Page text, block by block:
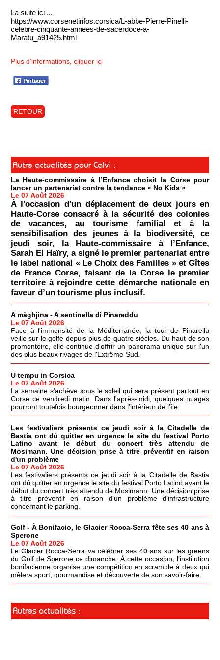
La suite ici ...
https://www.corsenetinfos.corsica/L-abbe-Pierre-Pinelli-
celebre-cinquante-annees-de-sacerdoce-a-
Maratu_a91425.html
Plus d'informations, cliquer ici
RETOUR
Autre actualités pour Calvi :
La Haute-commissaire à l’Enfance choisit la Corse pour
lancer un partenariat contre la tendance « No Kids »
Le 07 Août 2026
À l'occasion d'un déplacement de deux jours en
Haute-Corse consacré à la sécurité des colonies
de vacances, au tourisme familial et à la
sensibilisation des jeunes à la biodiversité, ce
jeudi soir, la Haute-commissaire à l’Enfance,
Sarah El Haïry, a signé le premier partenariat entre
le label national « Le Choix des Familles » et Gîtes
de France Corse, faisant de la Corse le premier
territoire à rejoindre cette démarche nationale en
faveur d’un tourisme plus inclusif.
A màghjina - A sentinella di Pinareddu
Le 07 Août 2026
Face à l'immensité de la Méditerranée, la tour de Pinarellu
veille sur le golfe depuis plus de quatre siècles. Du haut de son
promontoire, elle continue d'offrir un panorama unique sur l'un
des plus beaux rivages de l'Extrême-Sud.
U tempu in Corsica
Le 07 Août 2026
La semaine s'achève sous le soleil qui sera présent partout en
Corse ce vendredi matin. Dans l'après-midi, quelques nuages
pourront toutefois bourgeonner dans l'intérieur de l'île.
Les festivaliers présents ce jeudi soir à la Citadelle de
Bastia ont dû quitter en urgence le site du festival Porto
Latino avant le début du concert très attendu de
Mosimann. Une décision prise à titre préventif en raison
d'un problème
Le 07 Août 2026
Les festivaliers présents ce jeudi soir à la Citadelle de Bastia
ont dû quitter en urgence le site du festival Porto Latino avant le
début du concert très attendu de Mosimann. Une décision prise
à titre préventif en raison d'un problème d'infrastructure
concernant le parking.
Golf - À Bonifacio, le Glacier Rocca-Serra fête ses 40 ans à
Sperone
Le 07 Août 2026
Le Glacier Rocca-Serra va célébrer ses 40 ans sur les greens
du Golf de Sperone ce dimanche. À cette occasion, l'institution
bonifacienne organise une compétition en scramble à deux qui
mêlera sport, gourmandise et découverte de son savoir-faire.
Autres actualités :